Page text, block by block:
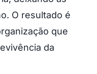
O resultado é
que
da